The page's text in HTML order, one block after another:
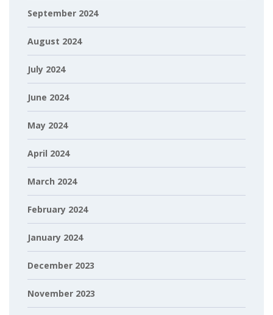
September 2024
August 2024
July 2024
June 2024
May 2024
April 2024
March 2024
February 2024
January 2024
December 2023
November 2023